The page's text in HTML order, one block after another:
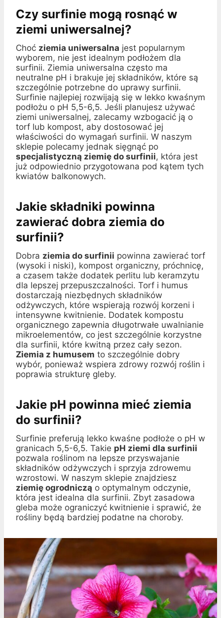
Czy surfinie mogą rosnąć w
ziemi uniwersalnej?
Choć ziemia uniwersalna jest popularnym
wyborem, nie jest idealnym podłożem dla
surfinii. Ziemia uniwersalna często ma
neutralne pH i brakuje jej składników, które są
szczególnie potrzebne do uprawy surfinii.
Surfinie najlepiej rozwijają się w lekko kwaśnym
podłożu o pH 5,5-6,5. Jeśli planujesz używać
ziemi uniwersalnej, zalecamy wzbogacić ją o
torf lub kompost, aby dostosować jej
właściwości do wymagań surfinii. W naszym
sklepie polecamy jednak sięgnąć po
specjalistyczną ziemię do surfinii, która jest
już odpowiednio przygotowana pod kątem tych
kwiatów balkonowych.
Jakie składniki powinna
zawierać dobra ziemia do
surfinii?
Dobra ziemia do surfinii powinna zawierać torf
(wysoki i niski), kompost organiczny, próchnicę,
a czasem także dodatek perlitu lub keramzytu
dla lepszej przepuszczalności. Torf i humus
dostarczają niezbędnych składników
odżywczych, które wspierają rozwój korzeni i
intensywne kwitnienie. Dodatek kompostu
organicznego zapewnia długotrwałe uwalnianie
mikroelementów, co jest szczególnie korzystne
dla surfinii, które kwitną przez cały sezon.
Ziemia z humusem to szczególnie dobry
wybór, ponieważ wspiera zdrowy rozwój roślin i
poprawia strukturę gleby.
Jakie pH powinna mieć ziemia
do surfinii?
Surfinie preferują lekko kwaśne podłoże o pH w
granicach 5,5-6,5. Takie pH ziemi dla surfinii
pozwala roślinom na lepsze przyswajanie
składników odżywczych i sprzyja zdrowemu
wzrostowi. W naszym sklepie znajdziesz
ziemię ogrodniczą o optymalnym odczynie,
która jest idealna dla surfinii. Zbyt zasadowa
gleba może ograniczyć kwitnienie i sprawić, że
rośliny będą bardziej podatne na choroby.